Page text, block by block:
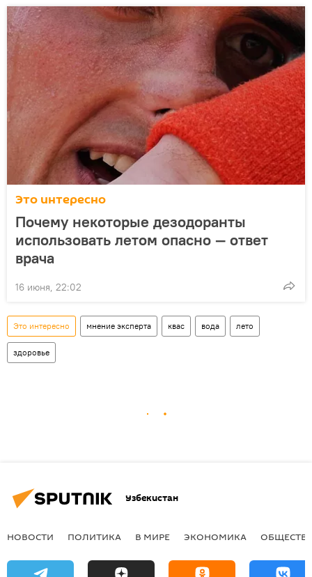
Это интересно
Почему некоторые дезодоранты
использовать летом опасно — ответ
врача
16 июня, 22:02
Это интересно мнение эксперта квас вода лето
здоровье
Узбекистан
НОВОСТИ ПОЛИТИКА В МИРЕ ЭКОНОМИКА